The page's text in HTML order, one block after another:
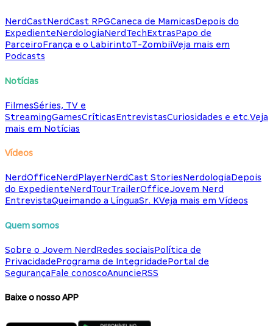
NerdCastNerdCast RPGCaneca de MamicasDepois do
ExpedienteNerdologiaNerdTechExtrasPapo de
ParceiroFrança e o LabirintoT-ZombiiVeja mais em
Podcasts
Notícias
FilmesSéries, TV e
StreamingGamesCríticasEntrevistasCuriosidades e etc.Veja
mais em Notícias
Vídeos
NerdOfficeNerdPlayerNerdCast StoriesNerdologiaDepois
do ExpedienteNerdTourTrailerOfficeJovem Nerd
EntrevistaQueimando a LínguaSr. KVeja mais em Vídeos
Quem somos
Sobre o Jovem NerdRedes sociaisPolítica de
PrivacidadePrograma de IntegridadePortal de
SegurançaFale conoscoAnuncieRSS
Baixe o nosso APP